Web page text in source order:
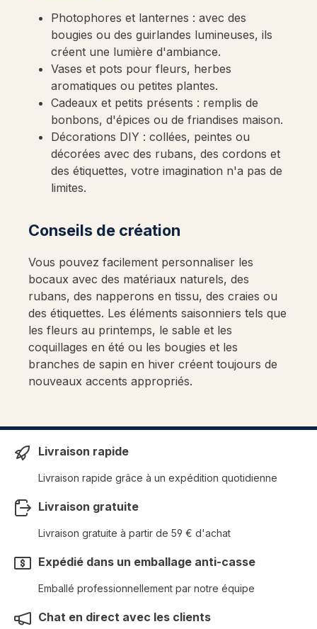
Photophores et lanternes : avec des
bougies ou des guirlandes lumineuses, ils
créent une lumière d'ambiance.
Vases et pots pour fleurs, herbes
aromatiques ou petites plantes.
Cadeaux et petits présents : remplis de
bonbons, d'épices ou de friandises maison.
Décorations DIY : collées, peintes ou
décorées avec des rubans, des cordons et
des étiquettes, votre imagination n'a pas de
limites.
Conseils de création
Vous pouvez facilement personnaliser les
bocaux avec des matériaux naturels, des
rubans, des napperons en tissu, des craies ou
des étiquettes. Les éléments saisonniers tels que
les fleurs au printemps, le sable et les
coquillages en été ou les bougies et les
branches de sapin en hiver créent toujours de
nouveaux accents appropriés.
Livraison rapide
Livraison rapide grâce à un expédition quotidienne
Livraison gratuite
Livraison gratuite à partir de 59 € d'achat
Expédié dans un emballage anti-casse
Emballé professionnellement par notre équipe
Chat en direct avec les clients